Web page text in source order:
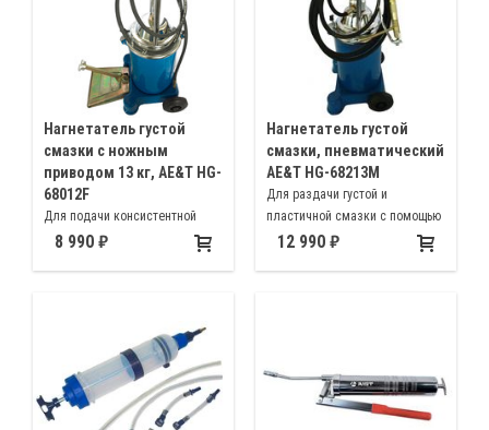
Нагнетатель густой
смазки с ножным
приводом 13 кг, AE&T HG-
68012F
Для подачи консистентной
(густой) смазки типа солидола
8 990
Нагнетатель густой
смазки, пневматический
AE&T HG-68213M
Для раздачи густой и
пластичной смазки с помощью
пневматического насоса, бак
12 990